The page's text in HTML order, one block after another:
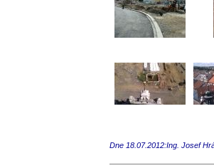
Dne 18.07.2012:Ing. Josef